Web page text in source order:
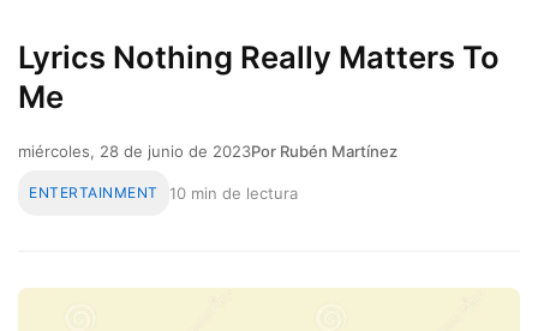
Lyrics Nothing Really Matters To
Me
miércoles, 28 de junio de 2023Por Rubén Martínez
ENTERTAINMENT 10 min de lectura